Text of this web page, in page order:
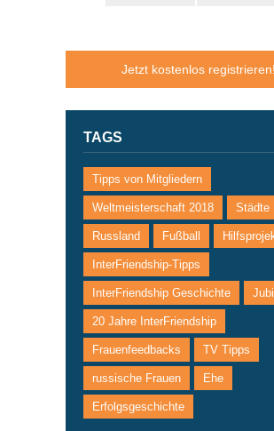
Jetzt kostenlos registrieren!
TAGS
Tipps von Mitgliedern
Weltmeisterschaft 2018 Städte
Russland Fußball
InterFriendship-Tipps
InterFriendship Geschichte
20 Jahre InterFriendship
Frauenfeedbacks TV Tipps
russische Frauen Ehe
Erfolgsgeschichte